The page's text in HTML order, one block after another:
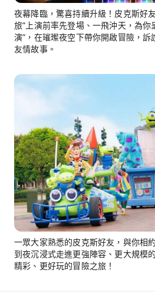
夜幕降臨，驚喜持續升級！皮克斯好
旅”上演前率先登場、一飛沖天，為
演”，在璀璨夜空下帶你開啟冒險，
友情故事。
一眾大家熟悉的皮克斯好友，與你相
到夜沉浸式走進更強陣容、更大規模
精彩、更好玩的冒險之旅！